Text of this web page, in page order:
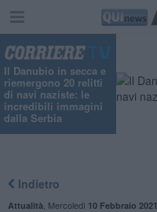
Il Danubio in secca e
riemergono 20 relitti
di navi naziste: le
incredibili immagini
dalla Serbia
Indietro
Attualità Mercoledì 10 Febbraio 2021